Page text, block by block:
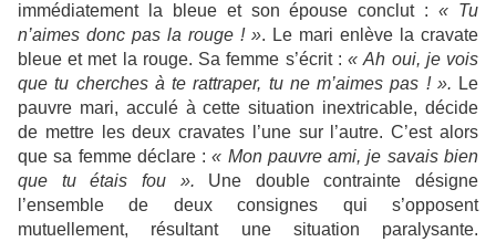
immédiatement la bleue et son épouse conclut : « Tu
n’aimes donc pas la rouge ! ». Le mari enlève la cravate
bleue et met la rouge. Sa femme s’écrit : « Ah oui, je vois
que tu cherches à te rattraper, tu ne m’aimes pas ! ». Le
pauvre mari, acculé à cette situation inextricable, décide
de mettre les deux cravates l’une sur l’autre. C’est alors
que sa femme déclare : « Mon pauvre ami, je savais bien
que tu étais fou ».
Une double contrainte désigne
l’ensemble de deux consignes qui s’opposent
mutuellement, résultant une situation paralysante.